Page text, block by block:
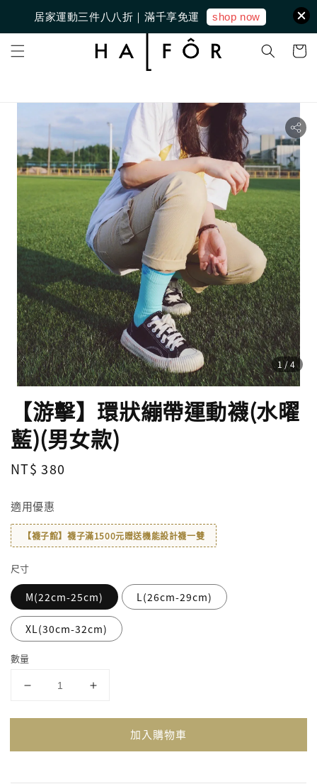
居家運動三件八八折｜滿千享免運 shop now
1/4
【游擊】環狀繃帶運動襪(水曜
藍)(男女款)
Regular
NT$ 380
適用優惠
【襪子館】襪子滿1500元贈送機能設計襪一雙
尺寸
M(22cm-25cm) L(26cm-29cm)
XL(30cm-32cm)
數量
加入購物車